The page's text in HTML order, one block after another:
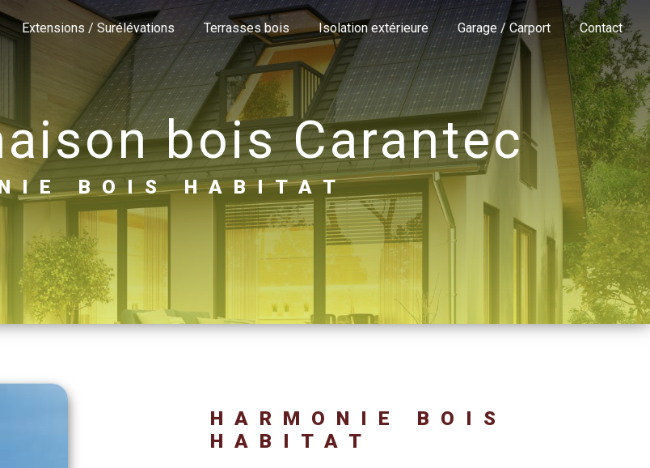
Extensions / Surélévations Terrasses bois Isolation extérieure Garage / Carport Contact
bois Carantec
BOIS HABITAT
HARMONIE BOIS
HABITAT